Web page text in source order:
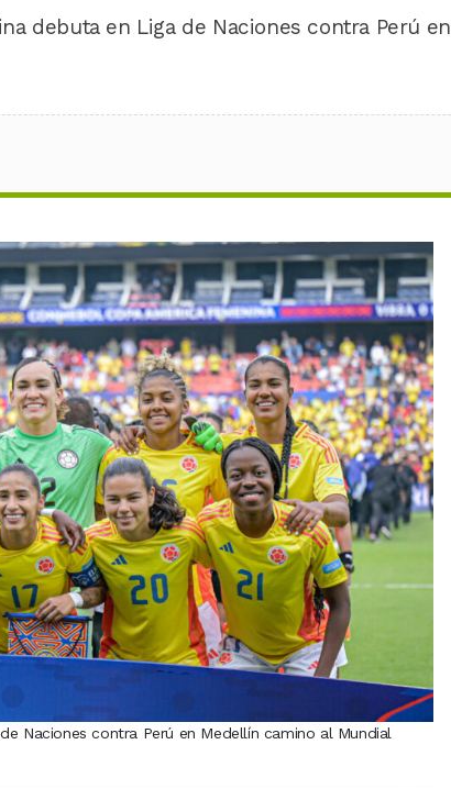
debuta en Liga de Naciones contra Perú en
Naciones contra Perú en Medellín camino al Mundial